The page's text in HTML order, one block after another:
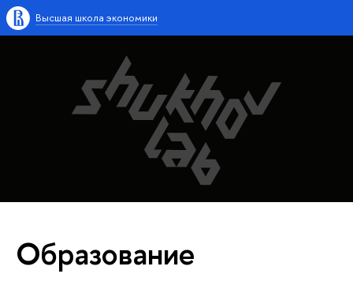
Высшая школа экономики
Образование